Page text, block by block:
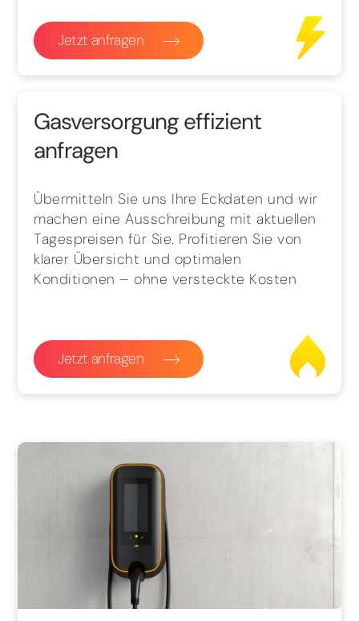
Jetzt anfragen
Gasversorgung effizient
anfragen
Übermitteln Sie uns Ihre Eckdaten und wir
machen eine Ausschreibung mit aktuellen
Tagespreisen für Sie. Profitieren Sie von
klarer Übersicht und optimalen
Konditionen – ohne versteckte Kosten
Jetzt anfragen